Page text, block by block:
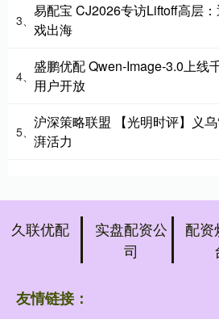
3、
易配宝 CJ2026专访Liftoff高层
戏出海
4、
盛鹏优配 Qwen-Image-3.0上线
用户开放
5、
沪深策略联盟 【光明时评】义
湃活力
久联优配
实盘配资公
司
配资
友情链接：